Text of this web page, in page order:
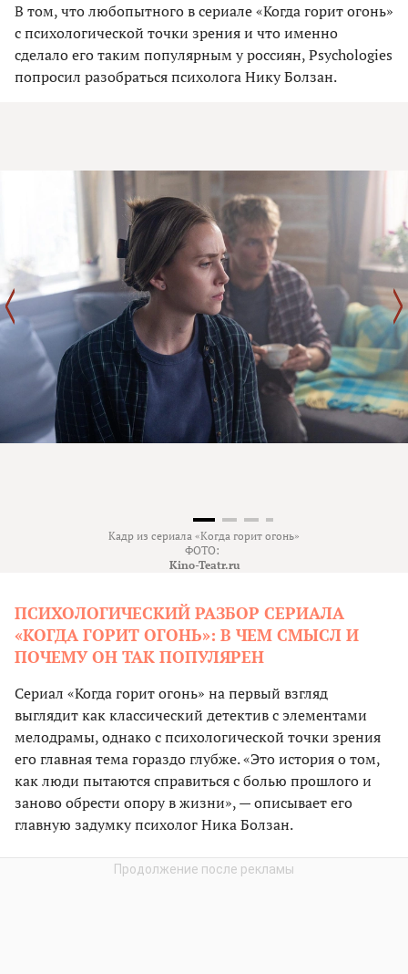
В том, что любопытного в сериале «Когда горит огонь»
с психологической точки зрения и что именно
сделало его таким популярным у россиян, Psychologies
попросил разобраться психолога Нику Болзан.
Кадр из сериала «Когда горит огонь»
ФОТО:
Kino-Teatr.ru
ПСИХОЛОГИЧЕСКИЙ РАЗБОР СЕРИАЛА
«КОГДА ГОРИТ ОГОНЬ»: В ЧЕМ СМЫСЛ И
ПОЧЕМУ ОН ТАК ПОПУЛЯРЕН
Сериал «Когда горит огонь» на первый взгляд
выглядит как классический детектив с элементами
мелодрамы, однако с психологической точки зрения
его главная тема гораздо глубже. «Это история о том,
как люди пытаются справиться с болью прошлого и
заново обрести опору в жизни», — описывает его
главную задумку психолог Ника Болзан.